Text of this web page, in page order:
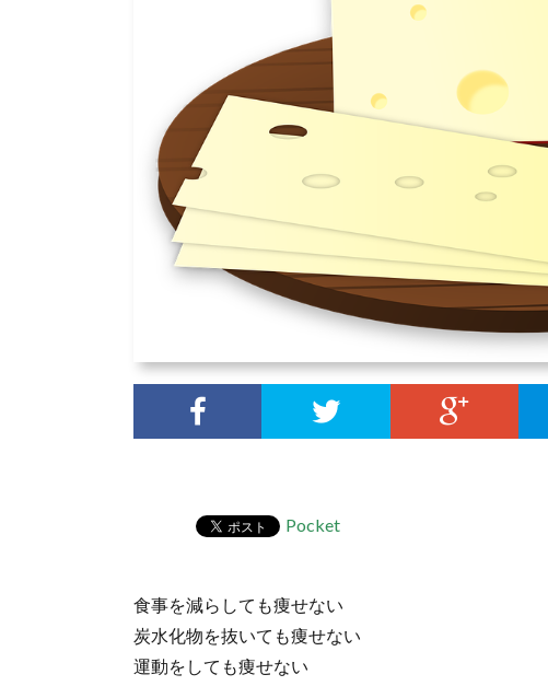
Pocket
食事を減らしても痩せない
炭水化物を抜いても痩せない
運動をしても痩せない